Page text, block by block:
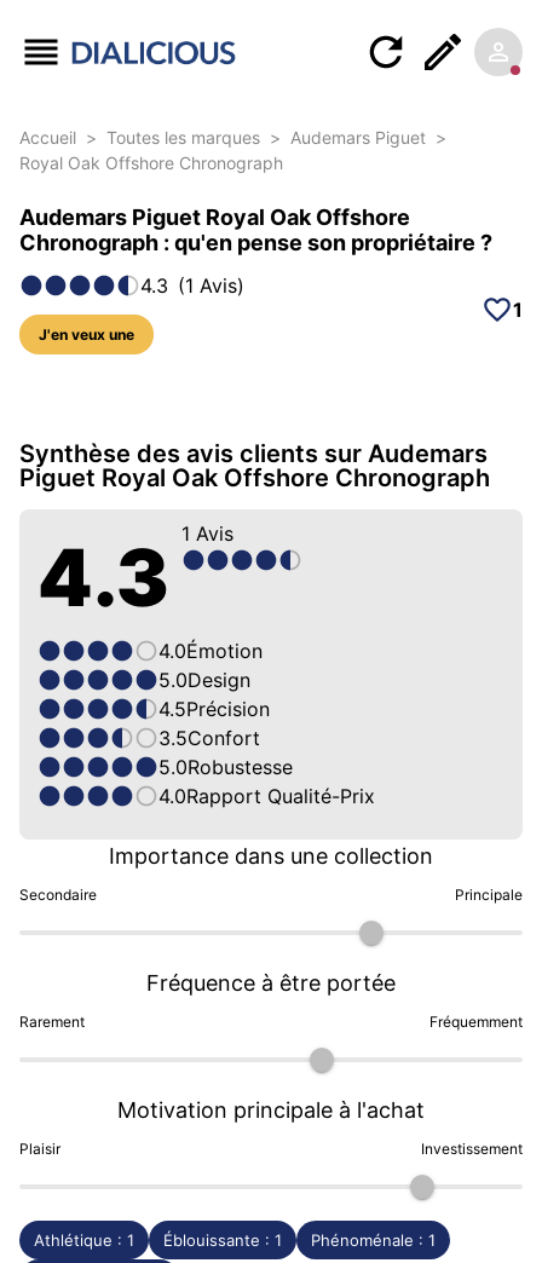
Accueil > Toutes les marques > Audemars Piguet >
Royal Oak Offshore Chronograph
Audemars Piguet Royal Oak Offshore
Chronograph : qu'en pense son propriétaire ?
4.3 (1 Avis)
J'en veux une
1
5 photos sur ce modèle
Synthèse des avis clients sur Audemars
Piguet Royal Oak Offshore Chronograph
4.3 1 Avis
4.0Émotion
5.0Design
4.5Précision
3.5Confort
5.0Robustesse
4.0Rapport Qualité-Prix
Secondaire
Importance dans une collection
Principale
Rarement
Fréquence à être portée
Fréquemment
Plaisir
Motivation principale à l'achat
Investissement
Athlétique : 1 Éblouissante : 1
Phénoménale : 1